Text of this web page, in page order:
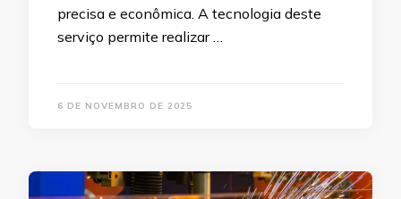
precisa e econômica. A tecnologia deste
serviço permite realizar …
6 DE NOVEMBRO DE 2025